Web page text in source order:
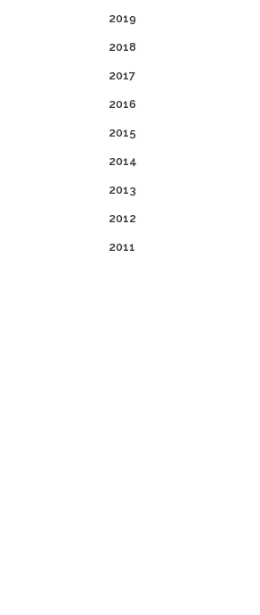
2019
2018
2017
2016
2015
2014
2013
2012
2011